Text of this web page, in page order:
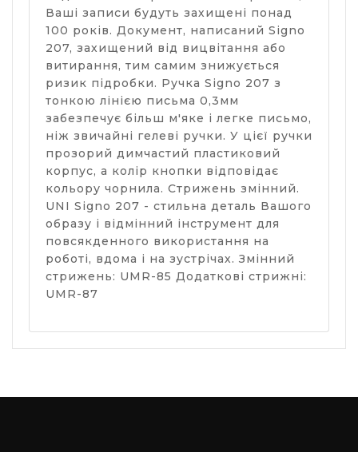
Ваші записи будуть захищені понад
100 років. Документ, написаний Signo
207, захищений від вицвітання або
витирання, тим самим знижується
ризик підробки. Ручка Signo 207 з
тонкою лінією письма 0,3мм
забезпечує більш м'яке і легке письмо,
ніж звичайні гелеві ручки. У цієї ручки
прозорий димчастий пластиковий
корпус, а колір кнопки відповідає
кольору чорнила. Стрижень змінний.
UNI Signo 207 - стильна деталь Вашого
образу і відмінний інструмент для
повсякденного використання на
роботі, вдома і на зустрічах. Змінний
стрижень: UMR-85 Додаткові стрижні:
UMR-87